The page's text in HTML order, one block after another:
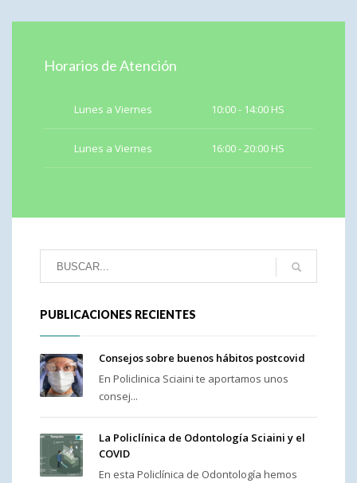
Horarios de Atención
Lunes a Viernes 10:00 - 14:00 HS
Lunes a Viernes 16:00 - 20:00 HS
PUBLICACIONES RECIENTES
Consejos sobre buenos hábitos postcovid
En Policlinica Sciaini te aportamos unos
consej...
La Policlínica de Odontología Sciaini y el
COVID
En esta Policlínica de Odontología hemos